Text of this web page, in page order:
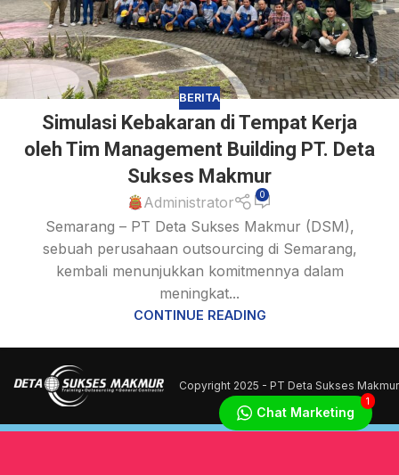
BERITA
Simulasi Kebakaran di Tempat Kerja
oleh Tim Management Building PT. Deta
Sukses Makmur
Administrator 0
Semarang – PT Deta Sukses Makmur (DSM),
sebuah perusahaan outsourcing di Semarang,
kembali menunjukkan komitmennya dalam
meningkat...
CONTINUE READING
Copyright 2025 - PT Deta Sukses Makmur
Chat Marketing
1